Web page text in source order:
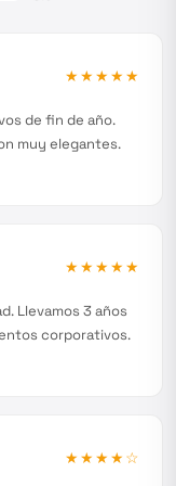
★★★★★
de fin de año.
muy elegantes.
★★★★★
Llevamos 3 años
corporativos.
★★★★☆